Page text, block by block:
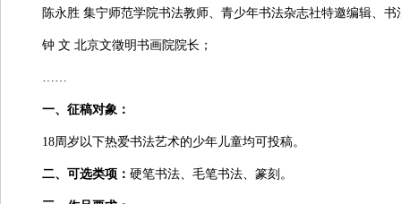
陈永胜 集宁师范学院书法教师、青少年书法杂志社特邀编辑、书
钟 文 北京文徵明书画院院长；
……
一、征稿对象：
18周岁以下热爱书法艺术的少年儿童均可投稿。
二、可选类项： 硬笔书法、毛笔书法、篆刻。